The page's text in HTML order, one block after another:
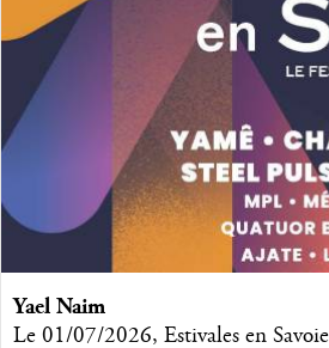
Yael Naim
Le 01/07/2026, Estivales en